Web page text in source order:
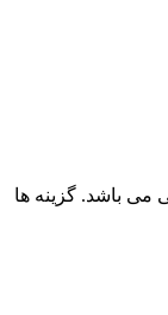
می باشد. گزینه ها